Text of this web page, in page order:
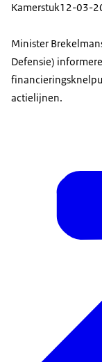
Kamerstuk12-03-
Minister
Defensie)
actielijnen.